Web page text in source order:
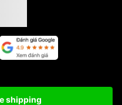
shipping